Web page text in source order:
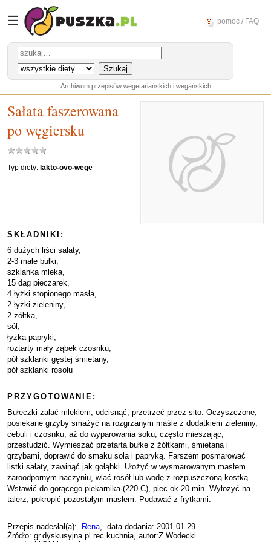
☰ pomoc / FAQ
Archiwum przepisów wegetariańskich i wegańskich
Sałata faszerowana
po węgiersku
Typ diety: lakto-ovo-wege
SKŁADNIKI:
6 dużych liści sałaty,
2-3 małe bułki,
szklanka mleka,
15 dag pieczarek,
4 łyżki stopionego masła,
2 łyżki zieleniny,
2 żółtka,
sól,
łyżka papryki,
roztarty mały ząbek czosnku,
pół szklanki gęstej śmietany,
pół szklanki rosołu
PRZYGOTOWANIE:
Bułeczki zalać mlekiem, odcisnąć, przetrzeć przez sito. Oczyszczone,
posiekane grzyby smażyć na rozgrzanym maśle z dodatkiem zieleniny,
cebuli i czosnku, aż do wyparowania soku, często mieszając,
przestudzić. Wymieszać przetartą bułkę z żółtkami, śmietaną i
grzybami, doprawić do smaku solą i papryką. Farszem posmarować
listki sałaty, zawinąć jak gołąbki. Ułożyć w wysmarowanym masłem
żaroodpornym naczyniu, wlać rosół lub wodę z rozpuszczoną kostką.
Wstawić do gorącego piekarnika (220 C), piec ok 20 min. Wyłożyć na
talerz, pokropić pozostałym masłem. Podawać z frytkami.
Przepis nadesłał(a): Rena, data dodania: 2001-01-29
Źródło: gr.dyskusyjna pl.rec.kuchnia, autor:Z.Wodecki